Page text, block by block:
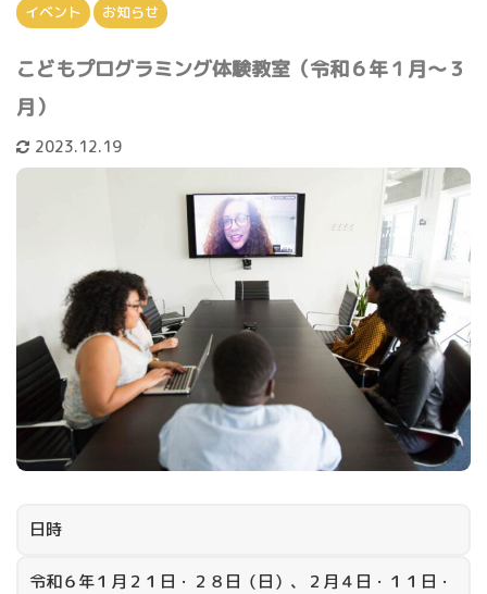
イベント
お知らせ
こどもプログラミング体験教室（令和６年１月～３
月）
2023.12.19
日時
令和６年１月２１日・２８日（日）、２月４日・１１日・